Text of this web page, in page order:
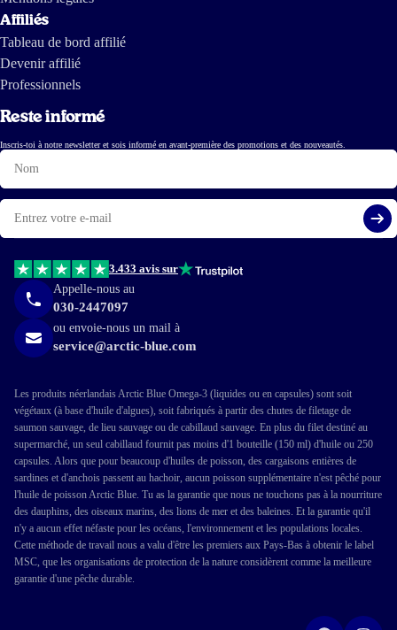
Affiliés
Tableau de bord affilié
Devenir affilié
Professionnels
Reste informé
Inscris-toi à notre newsletter et sois informé en avant-première des promotions et des nouveautés.
Nom
E-
mail
3.433 avis sur
Appelle-nous au
030-2447097
ou envoie-nous un mail à
service@arctic-blue.com
Les produits néerlandais Arctic Blue Omega-3 (liquides ou en capsules) sont soit
végétaux (à base d'huile d'algues), soit fabriqués à partir des chutes de filetage de
saumon sauvage, de lieu sauvage ou de cabillaud sauvage. En plus du filet destiné au
supermarché, un seul cabillaud fournit pas moins d'1 bouteille (150 ml) d'huile ou 250
capsules. Alors que pour beaucoup d'huiles de poisson, des cargaisons entières de
sardines et d'anchois passent au hachoir, aucun poisson supplémentaire n'est pêché pour
l'huile de poisson Arctic Blue. Tu as la garantie que nous ne touchons pas à la nourriture
des dauphins, des oiseaux marins, des lions de mer et des baleines. Et la garantie qu'il
n'y a aucun effet néfaste pour les océans, l'environnement et les populations locales.
Cette méthode de travail nous a valu d'être les premiers aux Pays-Bas à obtenir le label
MSC, que les organisations de protection de la nature considèrent comme la meilleure
garantie d'une pêche durable.